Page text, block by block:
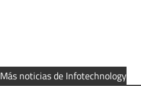
Más noticias de Infotechnology